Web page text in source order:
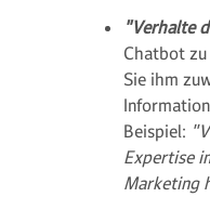
"Verhalte
Chatbot
Sie ihm
Beispiel:
Expertise
Marketing